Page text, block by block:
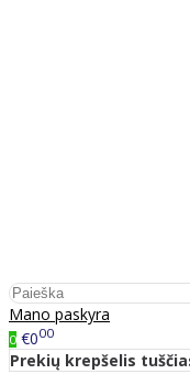
Mano paskyra
0 €000
Prekių krepšelis